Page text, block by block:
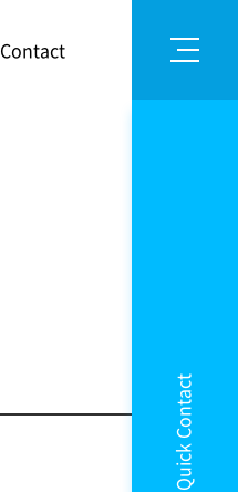
Contact
Quick Contact